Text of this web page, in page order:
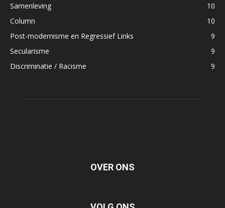
Samenleving
10
Column
10
Post-modernisme en Regressief Links
9
Secularisme
9
Discriminatie / Racisme
9
OVER ONS